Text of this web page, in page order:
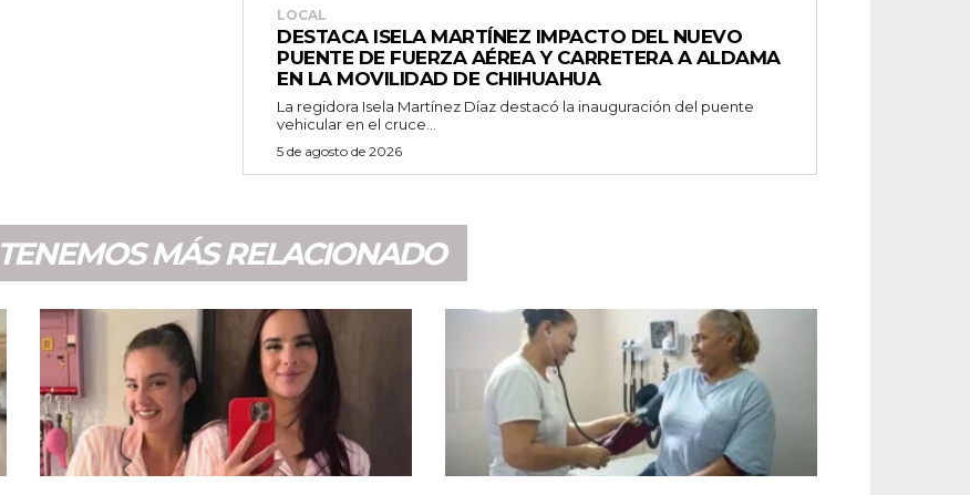
LOCAL
DESTACA ISELA MARTÍNEZ IMPACTO DEL NUEVO
PUENTE DE FUERZA AÉREA Y CARRETERA A ALDAMA
EN LA MOVILIDAD DE CHIHUAHUA
La regidora Isela Martínez Díaz destacó la inauguración del puente
vehicular en el cruce...
5 de agosto de 2026
TENEMOS MÁS RELACIONADO